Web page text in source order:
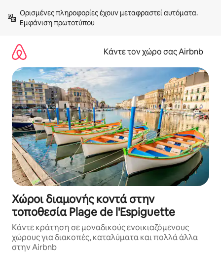
στο
περιεχόμενοΕμφάνιση πρωτοτύπου
Κάντε τον χώρο σας Airbnb
Χώροι διαμονής κοντά στην
τοποθεσία Plage de l'Espiguette
Κάντε κράτηση σε μοναδικούς ενοικιαζόμενους
χώρους για διακοπές, καταλύματα και πολλά άλλα
στην Airbnb